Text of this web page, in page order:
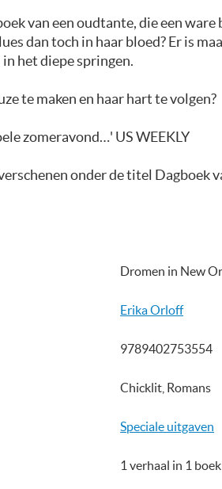
van een oudtante, die een
dan toch in haar bloed? Er is
het diepe springen.
te maken en haar hart te volgen?
zomeravond…' US WEEKLY
onder de titel Dagboek
Dromen in New
Erika Orloff
9789402753554
Chicklit, Romans
Speciale uitgaven
1 verhaal in 1 boek